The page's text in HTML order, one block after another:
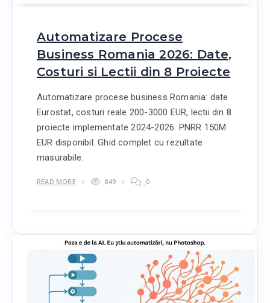
Automatizare Procese
Business Romania 2026: Date,
Costuri si Lectii din 8 Proiecte
Automatizare procese business Romania: date
Eurostat, costuri reale 200-3000 EUR, lectii din 8
proiecte implementate 2024-2026. PNRR 150M
EUR disponibil. Ghid complet cu rezultate
masurabile.
READ MORE 849 0